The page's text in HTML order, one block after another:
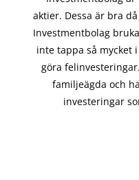
aktier. Dessa är bra
Investmentbolag
inte tappa så mycket
göra
familjeägda och
investeringar